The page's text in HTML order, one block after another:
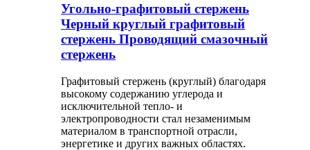
Угольно-графитовый стержень
Черный круглый графитовый
стержень Проводящий смазочный
стержень
Графитовый стержень (круглый) благодаря
высокому содержанию углерода и
исключительной тепло- и
электропроводности стал незаменимым
материалом в транспортной отрасли,
энергетике и других важных областях.